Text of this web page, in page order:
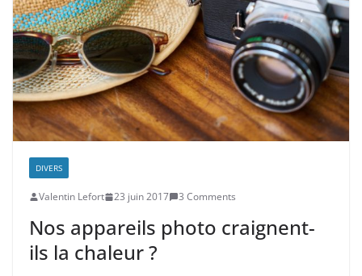
DIVERS
Valentin Lefort 23 juin 2017 3 Comments
Nos appareils photo craignent-
ils la chaleur ?